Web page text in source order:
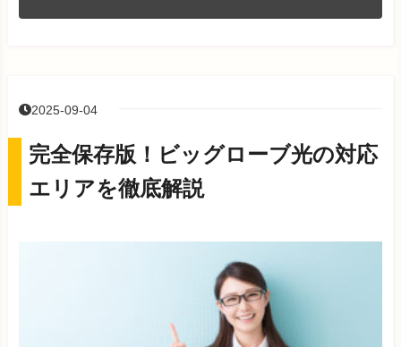
2025-09-04
完全保存版！ビッグローブ光の対応
エリアを徹底解説